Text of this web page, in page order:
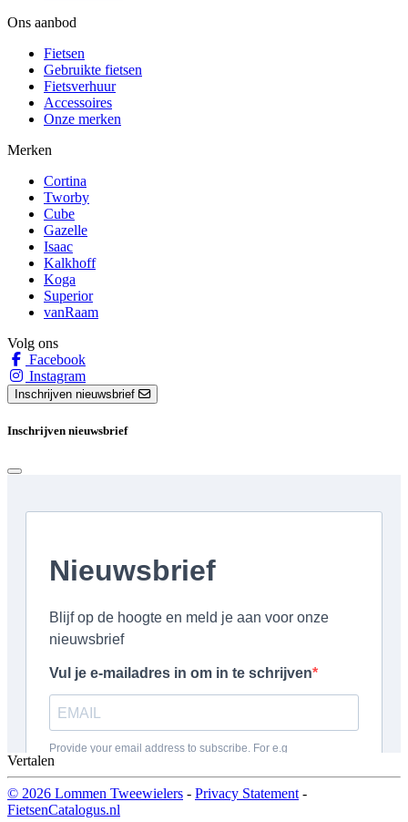
Ons aanbod
Fietsen
Gebruikte fietsen
Fietsverhuur
Accessoires
Onze merken
Merken
Cortina
Tworby
Cube
Gazelle
Isaac
Kalkhoff
Koga
Superior
vanRaam
Volg ons
Facebook
Instagram
Inschrijven nieuwsbrief
Inschrijven nieuwsbrief
Vertalen
© 2026 Lommen Tweewielers - Privacy Statement -
FietsenCatalogus.nl